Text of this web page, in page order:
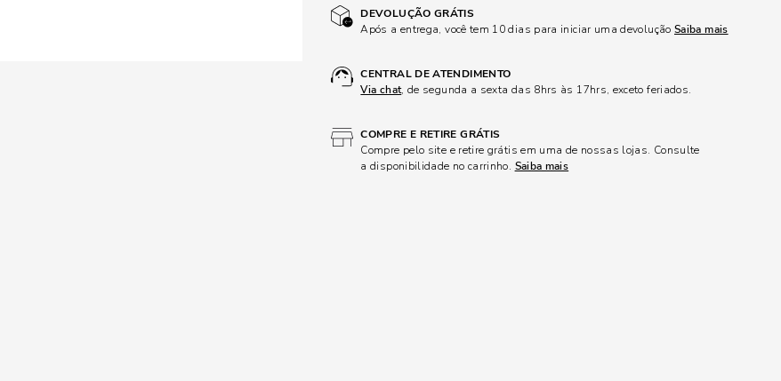
DEVOLUÇÃO GRÁTIS
Após a entrega, você tem 10 dias para iniciar uma devolução Saiba mais
CENTRAL DE ATENDIMENTO
Via chat, de segunda a sexta das 8hrs às 17hrs, exceto feriados.
COMPRE E RETIRE GRÁTIS
Compre pelo site e retire grátis em uma de nossas lojas. Consulte
a disponibilidade no carrinho. Saiba mais